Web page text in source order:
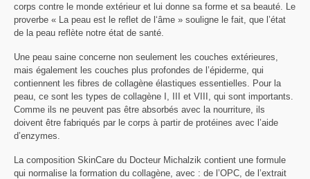
corps contre le monde extérieur et lui donne sa forme et sa beauté. Le
proverbe « La peau est le reflet de l‘âme » souligne le fait, que l’état
de la peau reflète notre état de santé.
Une peau saine concerne non seulement les couches extérieures,
mais également les couches plus profondes de l’épiderme, qui
contiennent les fibres de collagène élastiques essentielles. Pour la
peau, ce sont les types de collagène I, III et VIII, qui sont importants.
Comme ils ne peuvent pas être absorbés avec la nourriture, ils
doivent être fabriqués par le corps à partir de protéines avec l’aide
d’enzymes.
La composition SkinCare du Docteur Michalzik contient une formule
qui normalise la formation du collagène, avec : de l’OPC, de l’extrait